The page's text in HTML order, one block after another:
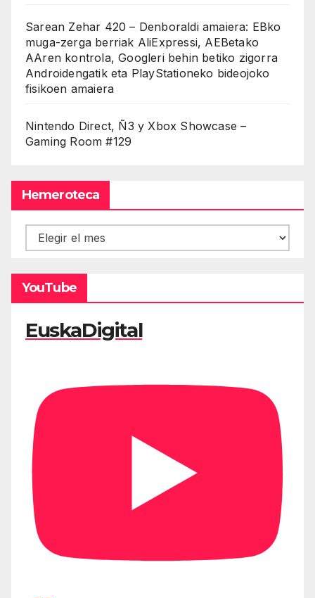
Sarean Zehar 420 – Denboraldi amaiera: EBko
muga-zerga berriak AliExpressi, AEBetako
AAren kontrola, Googleri behin betiko zigorra
Androidengatik eta PlayStationeko bideojoko
fisikoen amaiera
Nintendo Direct, Ñ3 y Xbox Showcase –
Gaming Room #129
Hemeroteca
Hemeroteca
YouTube
EuskaDigital